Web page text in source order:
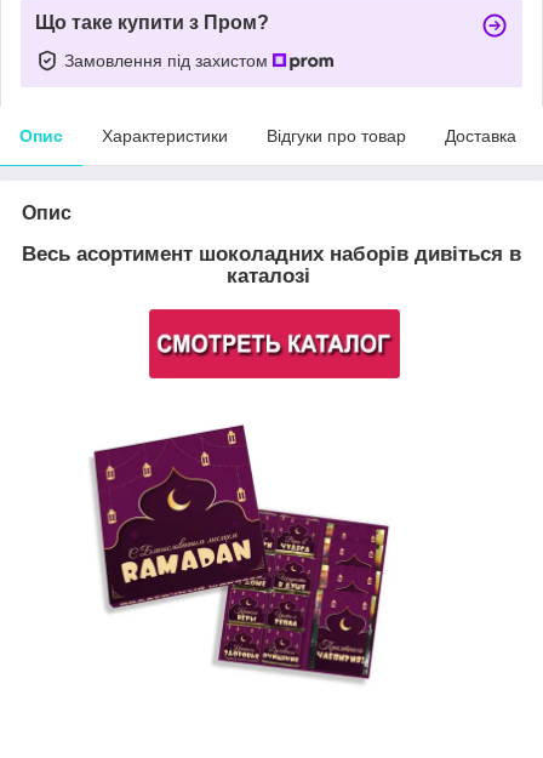
Що таке купити з Пром?
Замовлення під захистом
Опис Характеристики Відгуки про товар Доставка
Опис
Весь асортимент шоколадних наборів дивіться в
каталозі